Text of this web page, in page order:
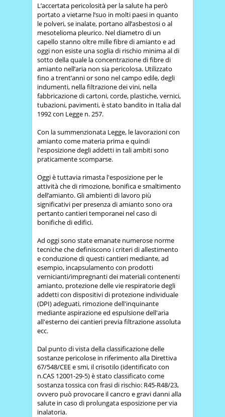
L’accertata pericolosità per la salute ha però
portato a vietarne l’suo in molti paesi in quanto
le polveri, se inalate, portano all’asbestosi o al
mesotelioma pleurico. Nel diametro di un
capello stanno oltre mille fibre di amianto e ad
oggi non esiste una soglia di rischio minima al di
sotto della quale la concentrazione di fibre di
amianto nell’aria non sia pericolosa. Utilizzato
fino a trent’anni or sono nel campo edile, degli
indumenti, nella filtrazione dei vini, nella
fabbricazione di cartoni, corde, plastiche, vernici,
tubazioni, pavimenti, è stato bandito in Italia dal
1992 con Legge n. 257.
Con la summenzionata Legge, le lavorazioni con
amianto come materia prima e quindi
l'esposizione degli addetti in tali ambiti sono
praticamente scomparse.
Oggi è tuttavia rimasta l'esposizione per le
attività che di rimozione, bonifica e smaltimento
dell’amianto. Gli ambienti di lavoro più
significativi per presenza di amianto sono ora
pertanto cantieri temporanei nel caso di
bonifiche di edifici.
Ad oggi sono state emanate numerose norme
tecniche che definiscono i criteri di allestimento
e conduzione di questi cantieri mediante, ad
esempio, incapsulamento con prodotti
vernicianti/impregnanti dei materiali contenenti
amianto, protezione delle vie respiratorie degli
addetti con dispositivi di protezione individuale
(DPI) adeguati, rimozione dell'inquinante
mediante aspirazione ed espulsione dell'aria
all'esterno dei cantieri previa filtrazione assoluta
ecc.
Dal punto di vista della classificazione delle
sostanze pericolose in riferimento alla Direttiva
67/548/CEE e smi, il crisotilo (identificato con
n.CAS 12001-29-5) è stato classificato come
sostanza tossica con frasi di rischio: R45-R48/23,
ovvero può provocare il cancro e gravi danni alla
salute in caso di prolungata esposizione per via
inalatoria.